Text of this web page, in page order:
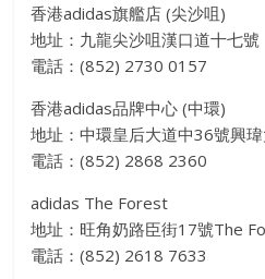
香港adidas旗艦店 (尖沙咀)
地址：九龍尖沙咀漢口道十七號
電話：(852) 2730 0157
香港adidas品牌中心 (中環)
地址：中環皇后大道中36號興
電話：(852) 2868 2360
adidas The Forest
地址：旺角奶路臣街17號The
電話：(852) 2618 7633